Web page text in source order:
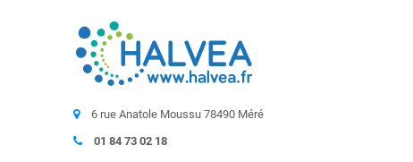
6 rue Anatole Moussu 78490 Méré
01 84 73 02 18